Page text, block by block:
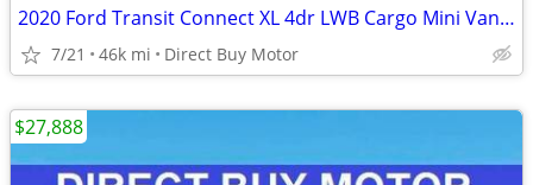
2020 Ford Transit Connect XL 4dr LWB Cargo Mini Van w/Rear Doors Carg
7/21 46k mi Direct Buy Motor
$27,888